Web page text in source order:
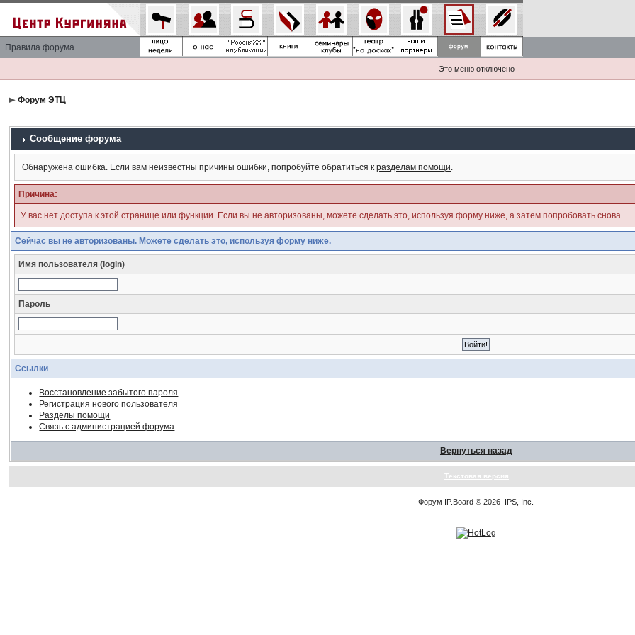
Правила форума
Это меню отключено
Форум ЭТЦ
Сообщение форума
Обнаружена ошибка. Если вам неизвестны причины ошибки, попробуйте обратиться кразделам помощи.
Причина:
У вас нет доступа к этой странице или функции. Если вы не авторизованы, можете сделать это, используя форму ниже, а затем попробовать снова.
Сейчас вы не авторизованы. Можете сделать это, используя форму ниже.
Имя пользователя (login)
Пароль
Ссылки
Восстановление забытого пароля
Регистрация нового пользователя
Разделы помощи
Связь с администрацией форума
Вернуться назад
Текстовая версия
Форум IP.Board © 2026 IPS, Inc